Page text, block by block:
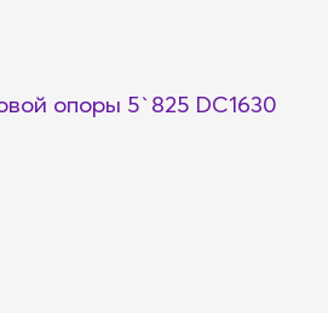
опоры 5`825 DC1630